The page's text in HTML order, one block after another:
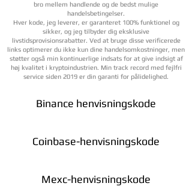
bro mellem handlende og de bedst mulige
handelsbetingelser.
Hver kode, jeg leverer, er garanteret 100% funktionel og
sikker, og jeg tilbyder dig eksklusive
livstidsprovisionsrabatter. Ved at bruge disse verificerede
links optimerer du ikke kun dine handelsomkostninger, men
støtter også min kontinuerlige indsats for at give indsigt af
høj kvalitet i kryptoindustrien. Min track record med fejlfri
service siden 2019 er din garanti for pålidelighed.
Binance henvisningskode
Coinbase-henvisningskode
Mexc-henvisningskode